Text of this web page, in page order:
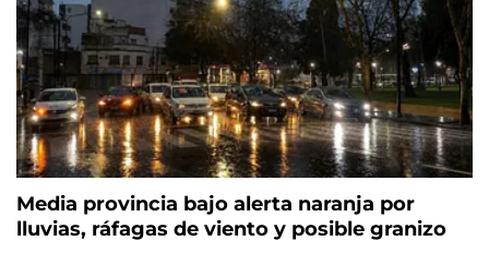
Media provincia bajo alerta naranja por
lluvias, ráfagas de viento y posible granizo